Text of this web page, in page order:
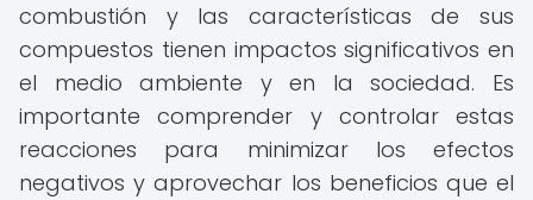
combustión y las características de sus
compuestos tienen impactos significativos en
el medio ambiente y en la sociedad. Es
importante comprender y controlar estas
reacciones para minimizar los efectos
negativos y aprovechar los beneficios que el